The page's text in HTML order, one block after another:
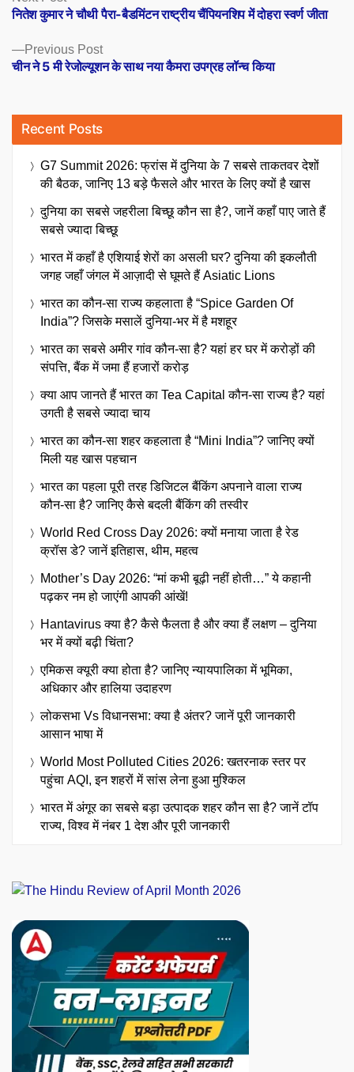
navigation
Previous PostPrevious
post:
चीन ने 5 मी रेजोल्यूशन के साथ नया कैमरा उपग्रह लॉन्च किया
post:
नितेश कुमार ने चौथी पैरा-बैडमिंटन राष्ट्रीय चैंपियनशिप में दोहरा स्वर्ण जीता
Recent Posts
G7 Summit 2026: फ्रांस में दुनिया के 7 सबसे ताकतवर देशों
की बैठक, जानिए 13 बड़े फैसले और भारत के लिए क्यों है खास
दुनिया का सबसे जहरीला बिच्छू कौन सा है?, जानें कहाँ पाए जाते हैं
सबसे ज्यादा बिच्छू
भारत में कहाँ है एशियाई शेरों का असली घर? दुनिया की इकलौती
जगह जहाँ जंगल में आज़ादी से घूमते हैं Asiatic Lions
भारत का कौन-सा राज्य कहलाता है “Spice Garden Of
India”? जिसके मसालें दुनिया-भर में है मशहूर
भारत का सबसे अमीर गांव कौन-सा है? यहां हर घर में करोड़ों की
संपत्ति, बैंक में जमा हैं हजारों करोड़
क्या आप जानते हैं भारत का Tea Capital कौन-सा राज्य है? यहां
उगती है सबसे ज्यादा चाय
भारत का कौन-सा शहर कहलाता है “Mini India”? जानिए क्यों
मिली यह खास पहचान
भारत का पहला पूरी तरह डिजिटल बैंकिंग अपनाने वाला राज्य
कौन-सा है? जानिए कैसे बदली बैंकिंग की तस्वीर
World Red Cross Day 2026: क्यों मनाया जाता है रेड
क्रॉस डे? जानें इतिहास, थीम, महत्व
Mother’s Day 2026: “मां कभी बूढ़ी नहीं होती…” ये कहानी
पढ़कर नम हो जाएंगी आपकी आंखें!
Hantavirus क्या है? कैसे फैलता है और क्या हैं लक्षण – दुनिया
भर में क्यों बढ़ी चिंता?
एमिकस क्यूरी क्या होता है? जानिए न्यायपालिका में भूमिका,
अधिकार और हालिया उदाहरण
लोकसभा Vs विधानसभा: क्या है अंतर? जानें पूरी जानकारी
आसान भाषा में
World Most Polluted Cities 2026: खतरनाक स्तर पर
पहुंचा AQI, इन शहरों में सांस लेना हुआ मुश्किल
भारत में अंगूर का सबसे बड़ा उत्पादक शहर कौन सा है? जानें टॉप
राज्य, विश्व में नंबर 1 देश और पूरी जानकारी